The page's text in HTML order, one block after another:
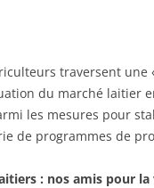
traversent
du marché laitier
les mesures pour
de programmes de
: nos amis pour